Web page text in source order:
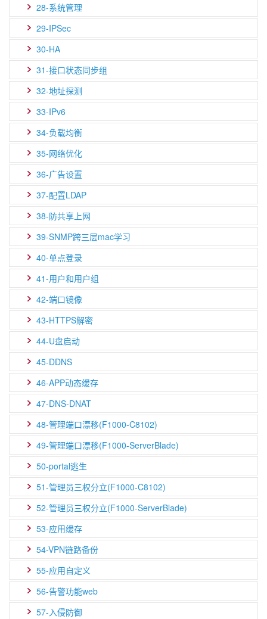
28-系统管理
29-IPSec
30-HA
31-接口状态同步组
32-地址探测
33-IPv6
34-负载均衡
35-网络优化
36-广告设置
37-配置LDAP
38-防共享上网
39-SNMP跨三层mac学习
40-单点登录
41-用户和用户组
42-端口镜像
43-HTTPS解密
44-U盘启动
45-DDNS
46-APP动态缓存
47-DNS-DNAT
48-管理端口漂移(F1000-C8102)
49-管理端口漂移(F1000-ServerBlade)
50-portal逃生
51-管理员三权分立(F1000-C8102)
52-管理员三权分立(F1000-ServerBlade)
53-应用缓存
54-VPN链路备份
55-应用自定义
56-告警功能web
57-入侵防御